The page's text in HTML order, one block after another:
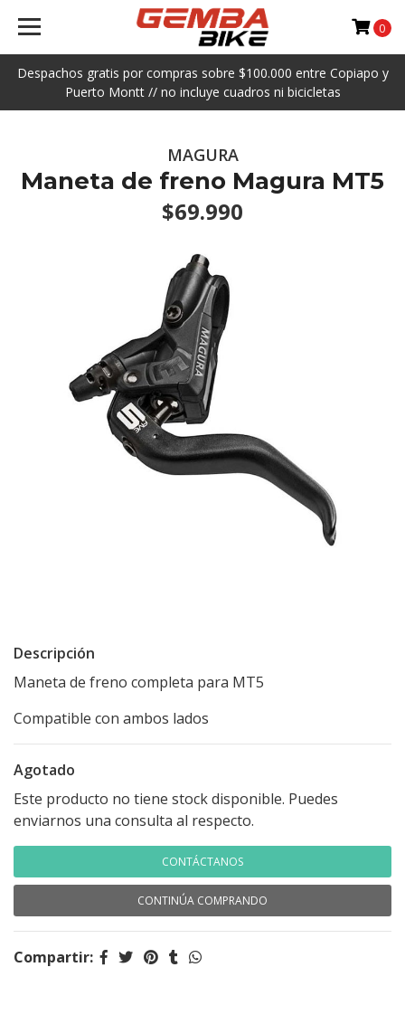
Despachos gratis por compras sobre $100.000 entre Copiapo y
Puerto Montt // no incluye cuadros ni bicicletas
0
MAGURA
Maneta de freno Magura MT5
$69.990
Descripción
Maneta de freno completa para MT5
Compatible con ambos lados
Agotado
Este producto no tiene stock disponible. Puedes
enviarnos una consulta al respecto.
CONTÁCTANOS
CONTINÚA COMPRANDO
Compartir: